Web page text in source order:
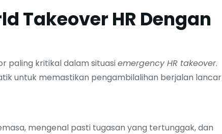
Takeover HR Dengan
paling kritikal dalam situasiemergency HR takeover.
untuk memastikan pengambilalihan berjalan lancar
mengenal pasti tugasan yang tertunggak, dan